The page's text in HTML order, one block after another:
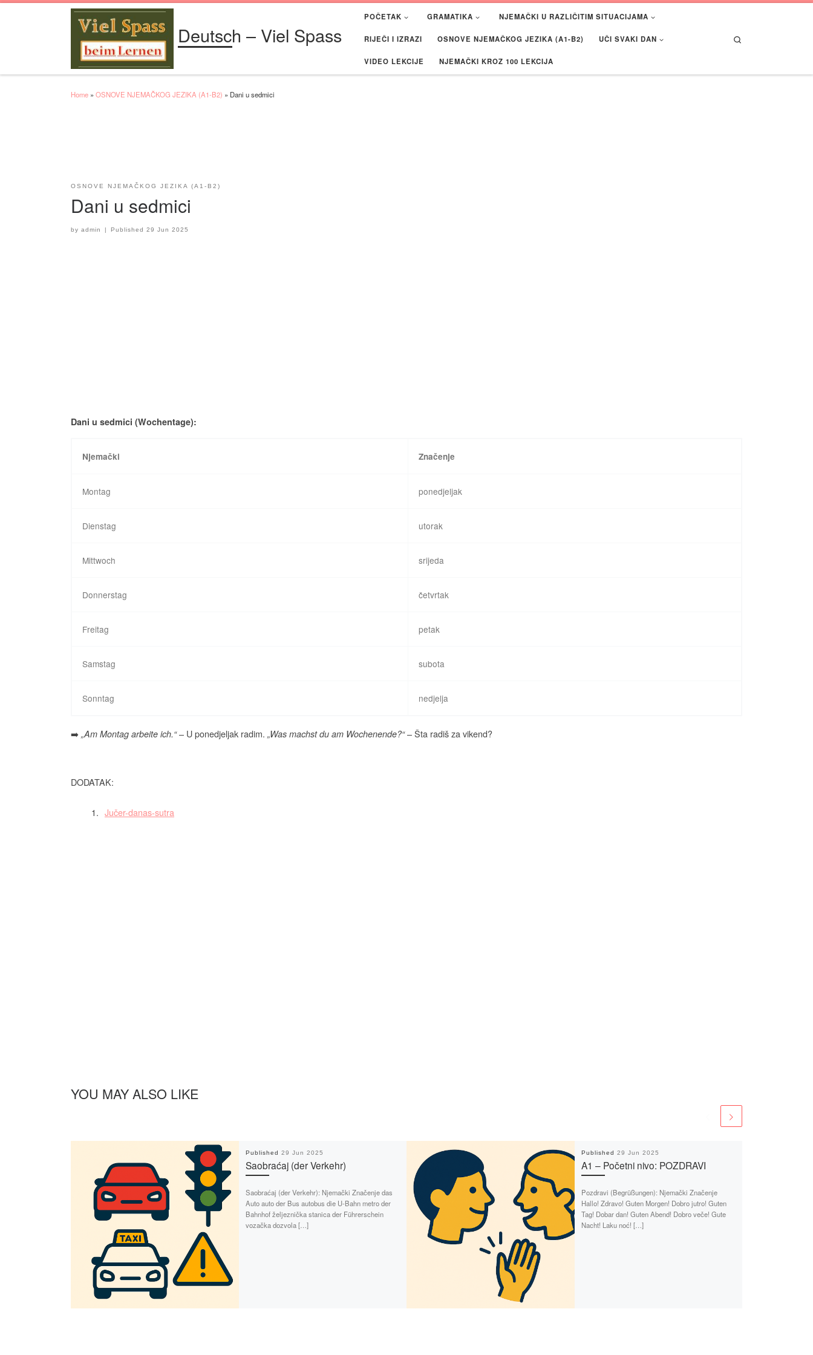
Deutsch – Viel Spass
POČETAK GRAMATIKA NJEMAČKI U RAZLIČITIM SITUACIJAMA
RIJEČI I IZRAZI OSNOVE NJEMAČKOG JEZIKA (A1-B2) UČI SVAKI DAN
VIDEO LEKCIJE NJEMAČKI KROZ 100 LEKCIJA
Home » OSNOVE NJEMAČKOG JEZIKA (A1-B2) » Dani u sedmici
OSNOVE NJEMAČKOG JEZIKA (A1-B2)
Dani u sedmici
by admin | Published29 Jun 2025
Dani u sedmici (Wochentage):
Njemački Značenje
Montag ponedjeljak
Dienstag utorak
Mittwoch srijeda
Donnerstag četvrtak
Freitag petak
Samstag subota
Sonntag nedjelja
➡️ „Am Montag arbeite ich.“– U ponedjeljak radim. „Was machst du am Wochenende?“– Šta radiš za vikend?
DODATAK:
Jučer-danas-sutra
YOU MAY ALSO LIKE
Published 29 Jun 2025
Saobraćaj (der Verkehr)
Saobraćaj (der Verkehr): Njemački Značenje das
Auto auto der Bus autobus die U-Bahn metro der
Bahnhof željeznička stanica der Führerschein
vozačka dozvola […]
Published 29 Jun 2025
A1 – Početni nivo: POZDRAVI
Pozdravi (Begrüßungen): Njemački Značenje
Hallo! Zdravo! Guten Morgen! Dobro jutro! Guten
Tag! Dobar dan! Guten Abend! Dobro veče! Gute
Nacht! Laku noć! […]